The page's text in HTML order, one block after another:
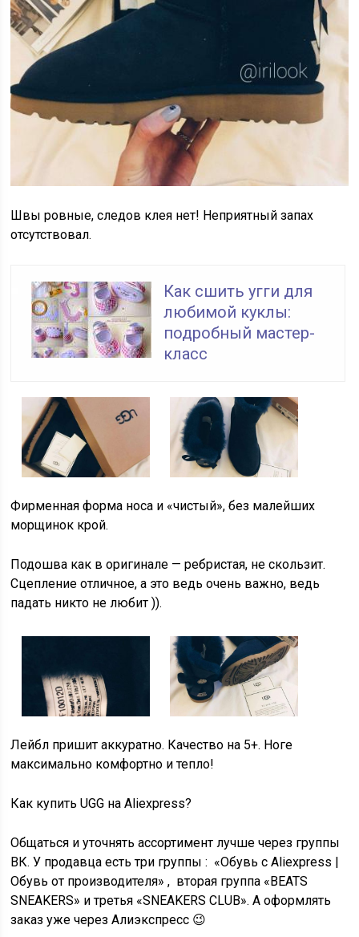
Швы ровные, следов клея нет! Неприятный запах
отсутствовал.
Как сшить угги для
любимой куклы:
подробный мастер-
класс
Фирменная форма носа и «чистый», без малейших
морщинок крой.
Подошва как в оригинале — ребристая, не скользит.
Сцепление отличное, а это ведь очень важно, ведь
падать никто не любит )).
Лейбл пришит аккуратно. Качество на 5+. Ноге
максимально комфортно и тепло!
Как купить UGG на Aliexpress?
Общаться и уточнять ассортимент лучше через группы
ВК. У продавца есть три группы : «Обувь с Aliexpress |
Обувь от производителя» , вторая группа «BEATS
SNEAKERS» и третья «SNEAKERS CLUB». А оформлять
заказ уже через Алиэкспресс 😉